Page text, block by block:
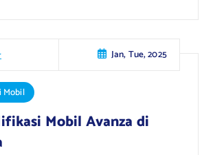
Jan, Tue, 2025
Mobil
Mobil Avanza di